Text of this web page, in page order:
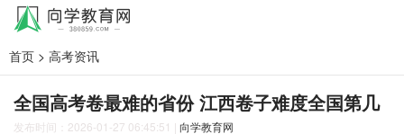
首页 > 高考资讯
全国高考卷最难的省份 江西卷子难度全国第几
发布时间：2026-01-27 06:45:51 | 向学教育网